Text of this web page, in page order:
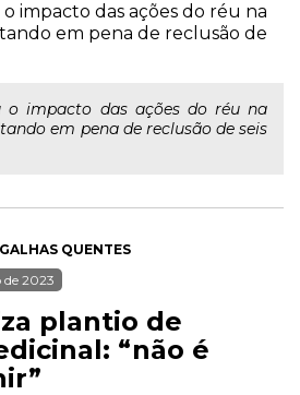
impacto das ações do réu na
em pena de reclusão de
o impacto das ações do réu na
em pena de reclusão de seis
QUENTES
de 2023
plantio de
“não é